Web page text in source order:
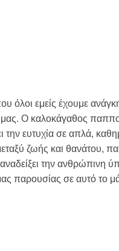
όλοι εμείς έχουμε
μας. Ο καλοκάγαθος
ευτυχία σε απλά,
ζωής και θανάτου,
την ανθρώπινη
παρουσίας σε αυτό το